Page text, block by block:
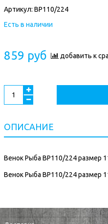
Артикул: ВР110/224
Есть в наличии
859 руб добавить к
ОПИСАНИЕ
Венок Рыба ВР110/224 размер
Венок Рыба ВР110/224 размер